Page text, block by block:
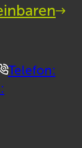
Telefon: